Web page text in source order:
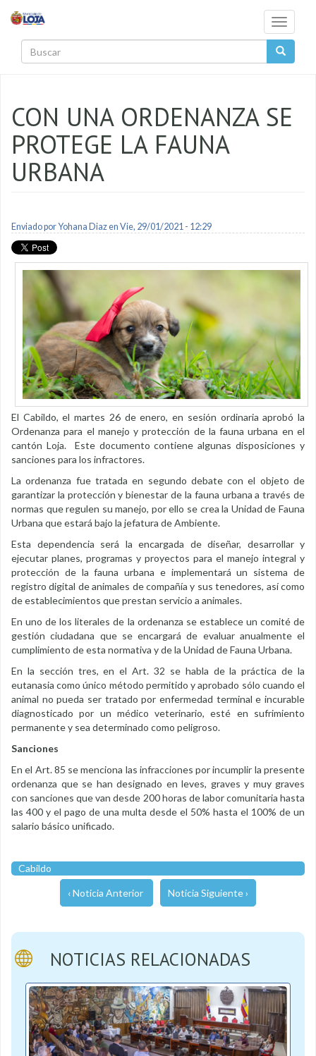
Toggle
CON UNA ORDENANZA SE
PROTEGE LA FAUNA
URBANA
Enviado porYohana Diazen Vie, 29/01/2021 - 12:29
El Cabildo, el martes 26 de enero, en sesión ordinaria aprobó la
Ordenanza para el manejo y protección de la fauna urbana en el
cantón Loja. Este documento contiene algunas disposiciones y
sanciones para los infractores.
La ordenanza fue tratada en segundo debate con el objeto de
garantizar la protección y bienestar de la fauna urbana a través de
normas que regulen su manejo, por ello se crea la Unidad de Fauna
Urbana que estará bajo la jefatura de Ambiente.
Esta dependencia será la encargada de diseñar, desarrollar y
ejecutar planes, programas y proyectos para el manejo integral y
protección de la fauna urbana e implementará un sistema de
registro digital de animales de compañía y sus tenedores, así como
de establecimientos que prestan servicio a animales.
En uno de los literales de la ordenanza se establece un comité de
gestión ciudadana que se encargará de evaluar anualmente el
cumplimiento de esta normativa y de la Unidad de Fauna Urbana.
En la sección tres, en el Art. 32 se habla de la práctica de la
eutanasia como único método permitido y aprobado sólo cuando el
animal no pueda ser tratado por enfermedad terminal e incurable
diagnosticado por un médico veterinario, esté en sufrimiento
permanente y sea determinado como peligroso.
Sanciones
En el Art. 85 se menciona las infracciones por incumplir la presente
ordenanza que se han designado en leves, graves y muy graves
con sanciones que van desde 200 horas de labor comunitaria hasta
las 400 y el pago de una multa desde el 50% hasta el 100% de un
salario básico unificado.
Cabildo
‹ Noticia Anterior Noticia Siguiente ›
NOTICIAS RELACIONADAS